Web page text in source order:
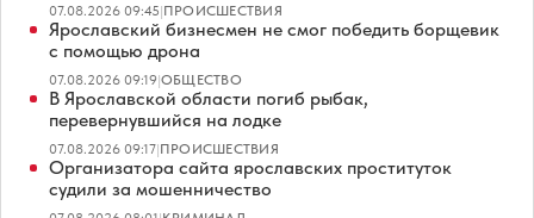
07.08.2026 09:45|ПРОИСШЕСТВИЯ
Ярославский бизнесмен не смог победить борщевик
с помощью дрона
07.08.2026 09:19|ОБЩЕСТВО
В Ярославской области погиб рыбак,
перевернувшийся на лодке
07.08.2026 09:17|ПРОИСШЕСТВИЯ
Организатора сайта ярославских проституток
судили за мошенничество